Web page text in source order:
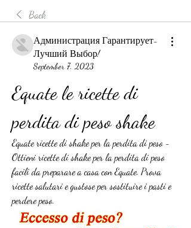
Back
Администрация Гарантирует-
Лучший Выбор!
September 7, 2023
Equate le ricette di
perdita di peso shake
Equate ricette di shake per la perdita di peso -
Ottieni ricette di shake per la perdita di peso
facili da preparare a casa con Equate. Prova
ricette salutari e gustose per sostituire i pasti e
perdere peso.